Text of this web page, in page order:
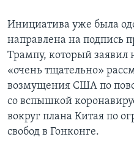
Инициатива уже была
направлена на подпись
Трампу, который заявил
«очень тщательно»
возмущения США по
со вспышкой
вокруг плана Китая по
свобод в Гонконге.